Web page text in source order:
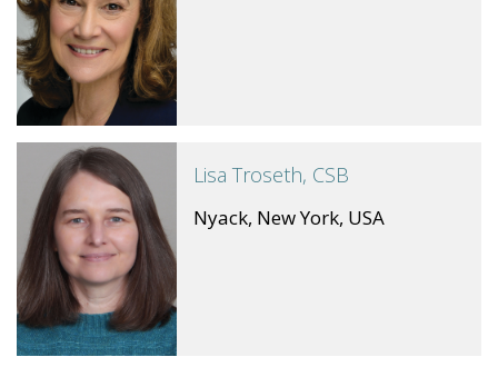
Lisa Troseth, CSB
Nyack, New York, USA